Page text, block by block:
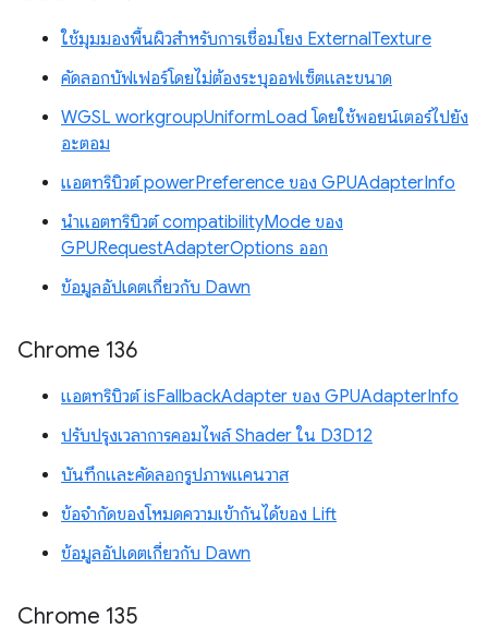
ใช้มุมมองพื้นผิวสำหรับการเชื่อมโยง ExternalTexture
คัดลอกบัฟเฟอร์โดยไม่ต้องระบุออฟเซ็ตและขนาด
WGSL workgroupUniformLoad โดยใช้พอยน์เตอร์ไปยัง
อะตอม
แอตทริบิวต์ powerPreference ของ GPUAdapterInfo
นำแอตทริบิวต์ compatibilityMode ของ
GPURequestAdapterOptions ออก
ข้อมูลอัปเดตเกี่ยวกับ Dawn
Chrome 136
แอตทริบิวต์ isFallbackAdapter ของ GPUAdapterInfo
ปรับปรุงเวลาการคอมไพล์ Shader ใน D3D12
บันทึกและคัดลอกรูปภาพแคนวาส
ข้อจำกัดของโหมดความเข้ากันได้ของ Lift
ข้อมูลอัปเดตเกี่ยวกับ Dawn
Chrome 135